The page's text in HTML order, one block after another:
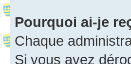
Pourquoi ai-je
Chaque
Si vous avez